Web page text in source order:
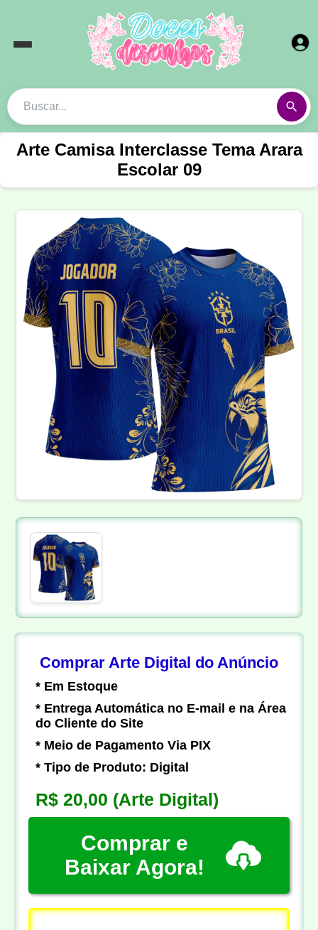
Arte Camisa Interclasse Tema Arara
Escolar 09
Comprar Arte Digital do Anúncio
* Em Estoque
* Entrega Automática no E-mail e na Área
do Cliente do Site
* Meio de Pagamento Via PIX
* Tipo de Produto: Digital
R$ 20,00 (Arte Digital)
Comprar e
Baixar Agora!